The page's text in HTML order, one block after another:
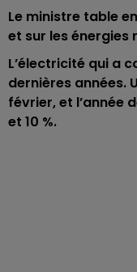
Le ministre table
et sur les énergies
L’électricité qui a
dernières années.
février, et l’année
et 10 %.